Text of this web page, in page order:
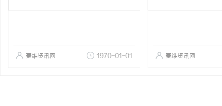
赛维资讯网 1970-01-01 赛维资讯网